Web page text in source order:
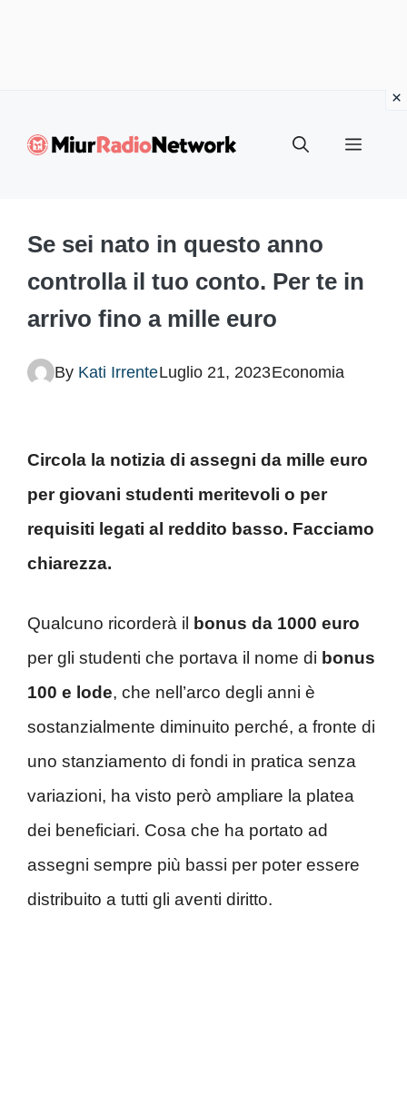
Menu
Se sei nato in questo anno
controlla il tuo conto. Per te in
arrivo fino a mille euro
By Kati IrrenteLuglio 21, 2023Economia
Circola la notizia di assegni da mille euro
per giovani studenti meritevoli o per
requisiti legati al reddito basso. Facciamo
chiarezza.
Qualcuno ricorderà il
bonus da 1000 euro
per gli studenti che portava il nome di bonus
100 e lode, che nell’arco degli anni è
sostanzialmente diminuito perché, a fronte di
uno stanziamento di fondi in pratica senza
variazioni, ha visto però ampliare la platea
dei beneficiari. Cosa che ha portato ad
assegni sempre più bassi per poter essere
distribuito a tutti gli aventi diritto.